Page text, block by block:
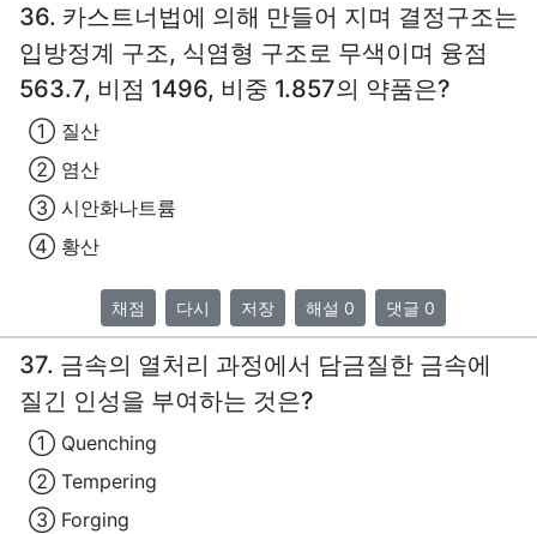
36. 카스트너법에 의해 만들어 지며 결정구조는
입방정계 구조, 식염형 구조로 무색이며 융점
563.7, 비점 1496, 비중 1.857의 약품은?
① 질산
② 염산
③ 시안화나트륨
④ 황산
채점 다시 저장 해설 0 댓글 0
37. 금속의 열처리 과정에서 담금질한 금속에
질긴 인성을 부여하는 것은?
① Quenching
② Tempering
③ Forging